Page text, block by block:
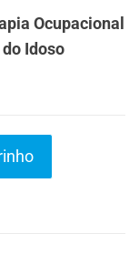
Ocupacional
Idoso